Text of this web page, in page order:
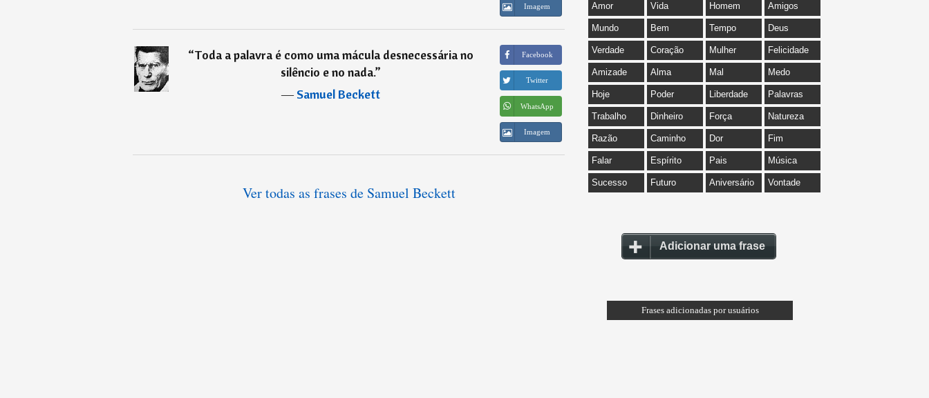
Imagem
“Toda a palavra é como uma mácula desnecessária no
silêncio e no nada.”
―Samuel Beckett
Facebook
Twitter
WhatsApp
Imagem
Ver todas as frases de Samuel Beckett
Amor Vida Homem Amigos
Mundo Bem Tempo Deus
Verdade Coração Mulher Felicidade
Amizade Alma Mal Medo
Hoje Poder Liberdade Palavras
Trabalho Dinheiro Força Natureza
Razão Caminho Dor Fim
Falar Espírito Pais Música
Sucesso Futuro Aniversário Vontade
Adicionar uma frase
Frases adicionadas por usuários